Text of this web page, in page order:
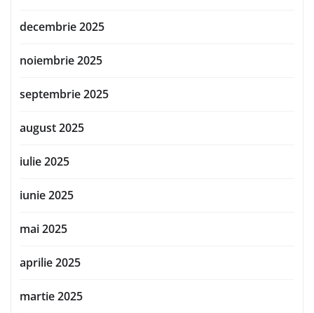
decembrie 2025
noiembrie 2025
septembrie 2025
august 2025
iulie 2025
iunie 2025
mai 2025
aprilie 2025
martie 2025